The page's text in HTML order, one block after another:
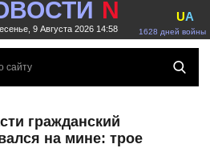
N
9 Августа 2026 14:58 1628 дней войны
UA
гражданский
на мине: трое